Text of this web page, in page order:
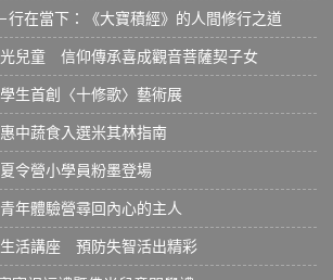
行在當下：《大寶積經》的人間修行之道
兒童 信仰傳承喜成觀音菩薩契子女
生首創〈十修歌〉藝術展
中蔬食入選米其林指南
令營小學員粉墨登場
年體驗營尋回內心的主人
活講座 預防失智活出精彩